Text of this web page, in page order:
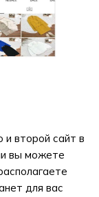
и второй сайт в
вы можете
для вас